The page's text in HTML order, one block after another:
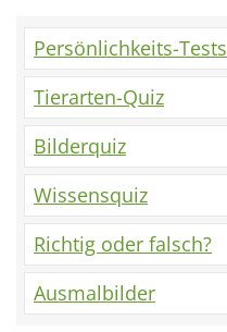
Persönlichkeits-Tests
Tierarten-Quiz
Bilderquiz
Wissensquiz
Richtig oder falsch?
Ausmalbilder